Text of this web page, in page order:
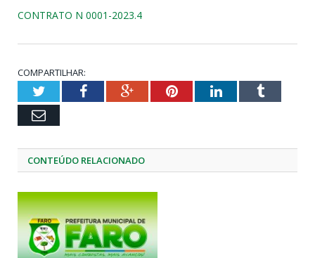
CONTRATO N 0001-2023.4
COMPARTILHAR:
TwitterFacebookGoogle+PinterestLinkedInTumblr
Email
CONTEÚDO RELACIONADO